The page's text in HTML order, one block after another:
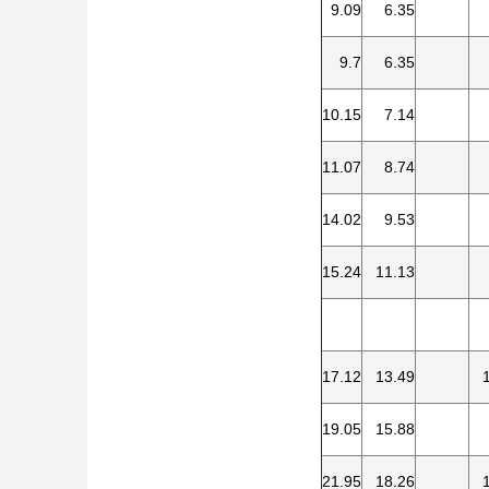
6.35
9.09
6.35
9.7
7.14
10.15
8.74
11.07
9.53
14.02
11.13
15.24
13.49
17.12
15.88
19.05
18.26
21.95